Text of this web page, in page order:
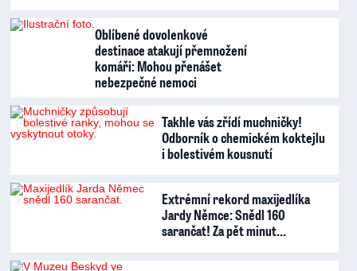
Oblíbené dovolenkové
destinace atakují přemnožení
komáři: Mohou přenášet
nebezpečné nemoci
Takhle vás zřídí muchničky!
Odborník o chemickém koktejlu
i bolestivém kousnutí
Extrémní rekord maxijedlíka
Jardy Němce: Snědl 160
sarančat! Za pět minut…